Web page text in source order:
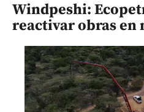
Windpeshi:
reactivar obras en